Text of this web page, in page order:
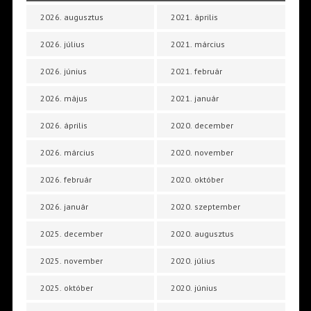
2026. augusztus
2026. július
2026. június
2026. május
2026. április
2026. március
2026. február
2026. január
2025. december
2025. november
2025. október
2021. április
2021. március
2021. február
2021. január
2020. december
2020. november
2020. október
2020. szeptember
2020. augusztus
2020. július
2020. június